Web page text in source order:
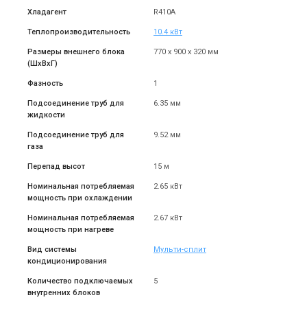
Хладагент R410A
Теплопроизводительность 10.4 кВт
Размеры внешнего блока
(ШxВxГ)
770 х 900 х 320 мм
Фазность 1
Подсоединение труб для
жидкости
6.35 мм
Подсоединение труб для
газа
9.52 мм
Перепад высот 15 м
Номинальная потребляемая
мощность при охлаждении
2.65 кВт
Номинальная потребляемая
мощность при нагреве
2.67 кВт
Вид системы
кондиционирования
Мульти-сплит
Количество подключаемых
внутренних блоков
5